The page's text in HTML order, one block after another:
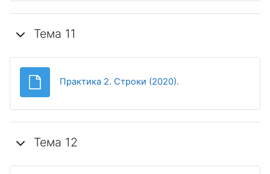
Тема 11
Практика 2. Строки (2020).
Тема 12